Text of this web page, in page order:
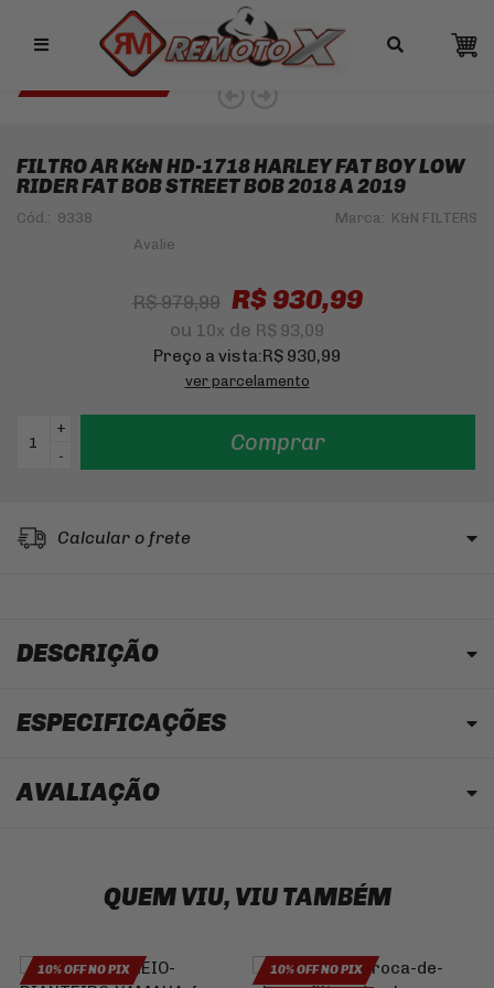
Remotox
10% OFF NO PIX
K&N 5% OFF DEALER
FILTRO AR K&N HD-1718 HARLEY FAT BOY LOW
RIDER FAT BOB STREET BOB 2018 A 2019
Cód.: 9338 Marca: K&N FILTERS
R$ 979,99 R$ 930,99
ou 10x de R$ 93,09
Preço a vista:R$ 930,99
ver parcelamento
+
-
Comprar
Calcular o frete
DESCRIÇÃO
ESPECIFICAÇÕES
AVALIAÇÃO
QUEM VIU, VIU TAMBÉM
10% OFF NO PIX 10% OFF NO PIX